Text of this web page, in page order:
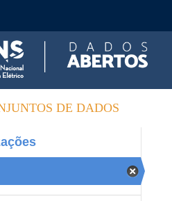
DE DADOS